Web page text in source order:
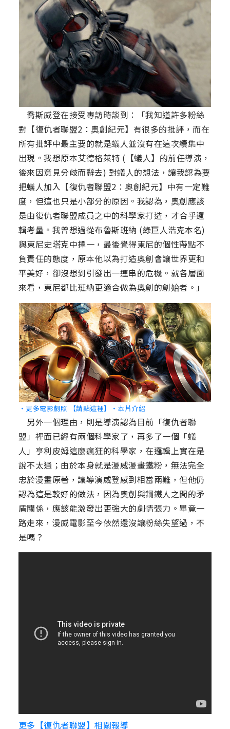
喬斯威登在接受專訪時談到：「我知道許多粉絲
對【復仇者聯盟2：奧創紀元】有很多的批評，而在
所有批評中最主要的就是蟻人並沒有在這次續集中
出現。我想原本艾德格萊特 (【蟻人】的前任導演，
後來因意見分歧而辭去) 對蟻人的想法，讓我認為要
把蟻人加入【復仇者聯盟2：奧創紀元】中有一定難
度，但這也只是小部分的原因。我認為，奧創應該
是由復仇者聯盟成員之中的科學家打造，才合乎邏
輯考量。我曾想過從布魯斯班納 (綠巨人浩克本名)
與東尼史塔克中擇一，最後覺得東尼的個性帶點不
負責任的態度，原本他以為打造奧創會讓世界更和
平美好，卻沒想到引發出一連串的危機。就各層面
來看，東尼都比班納更適合做為奧創的創始者。」
‧更多電影劇照 【請點這裡】 ‧本片介紹
另外一個理由，則是導演認為目前「復仇者聯
盟」裡面已經有兩個科學家了，再多了一個「蟻
人」亨利皮姆這麼瘋狂的科學家，在邏輯上實在是
說不太通；由於本身就是漫威漫畫鐵粉，無法完全
忠於漫畫原著，讓導演威登感到相當兩難，但他仍
認為這是較好的做法，因為奧創與鋼鐵人之間的矛
盾關係，應該能激發出更強大的劇情張力。畢竟一
路走來，漫威電影至今依然還沒讓粉絲失望過，不
是嗎？
更多【復仇者聯盟】相關報導